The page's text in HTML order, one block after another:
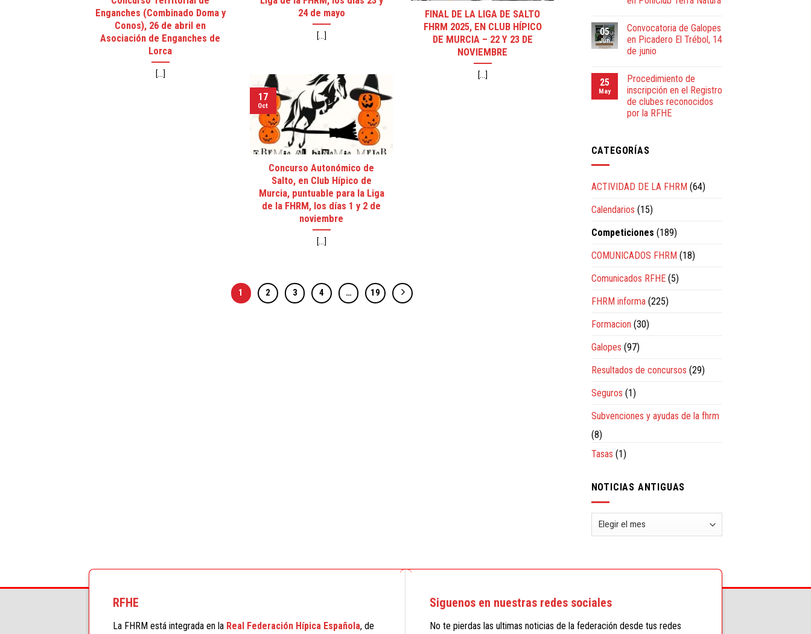
24 de mayo
[...]
Enganches (Combinado Doma y
Conos), 26 de abril en
Asociación de Enganches de
Lorca
[...]
FINAL DE LA LIGA DE SALTO
FHRM 2025, EN CLUB HÍPICO
DE MURCIA – 22 Y 23 DE
NOVIEMBRE
[...]
Concurso Autonómico de
Salto, en Club Hípico de
Murcia, puntuable para la Liga
de la FHRM, los días 1 y 2 de
noviembre
[...]
17
Oct
1 2 3 4 … 19
05
Jun
Convocatoria de Galopes
en Picadero El Trébol, 14
de junio
25
May
Procedimiento de
inscripción en el Registro
de clubes reconocidos
por la RFHE
CATEGORÍAS
ACTIVIDAD DE LA FHRM (64)
Calendarios (15)
Competiciones (189)
COMUNICADOS FHRM (18)
Comunicados RFHE(5)
FHRM informa(225)
Formacion (30)
Galopes (97)
Resultados de concursos (29)
Seguros (1)
Subvenciones y ayudas de la fhrm
(8)
Tasas (1)
NOTICIAS ANTIGUAS
Noticias
RFHE
La FHRM está integrada en la Real Federación Hípica Española, de
Siguenos en nuestras redes sociales
No te pierdas las ultimas noticias de la federación desde tus redes